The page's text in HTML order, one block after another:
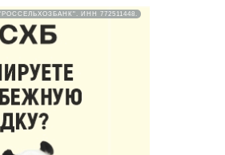
ИНН 772511448.